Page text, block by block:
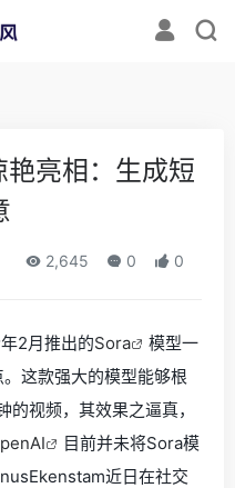
亮相：生成短
2,645 0 0
2月推出的Sora
模型一
这款强大的模型能够根
视频，其效果之逼真，
目前并未将Sora模
近日在社交